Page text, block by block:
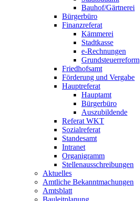
Bauhof/Gärtnerei
Bürgerbüro
Finanzreferat
Kämmerei
Stadtkasse
e-Rechnungen
Grundsteuerreform
Friedhofsamt
Förderung und Vergabe
Hauptreferat
Hauptamt
Bürgerbüro
Auszubildende
Referat WKT
Sozialreferat
Standesamt
Intranet
Organigramm
Stellenausschreibungen
Aktuelles
Amtliche Bekanntmachungen
Amtsblatt
Bauleitplanung